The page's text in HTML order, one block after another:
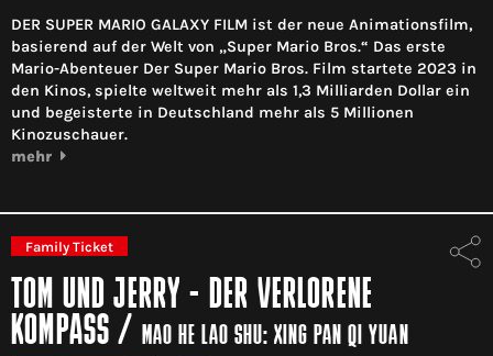
DER SUPER MARIO GALAXY FILM ist der neue Animationsfilm,
basierend auf der Welt von „Super Mario Bros.“ Das erste
Mario-Abenteuer Der Super Mario Bros. Film startete 2023 in
den Kinos, spielte weltweit mehr als 1,3 Milliarden Dollar ein
und begeisterte in Deutschland mehr als 5 Millionen
Kinozuschauer.
mehr
Family Ticket
TOM UND JERRY - DER VERLORENE
KOMPASS / MAO HE LAO SHU: XING PAN QI YUAN